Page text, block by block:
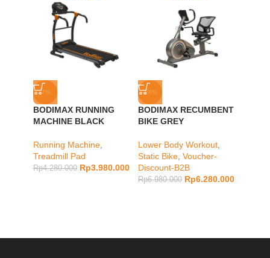
-7%
BODIMAX RUNNING
MACHINE BLACK
Running Machine
Treadmill Pad
Rp4.280.000 Rp3.980.000
-10%
BODIMAX RECUMBENT
BIKE GREY
Lower Body Workout
Static Bike Voucher-
Discount-B2B
Rp6.980.000 Rp6.280.000